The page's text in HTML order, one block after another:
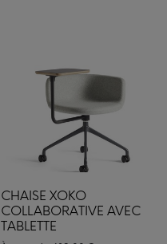
CHAISE XOKO
COLLABORATIVE AVEC
TABLETTE